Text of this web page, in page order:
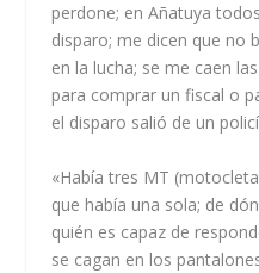
perdone; en Añatuya
disparo; me dicen que no
en la lucha; se me caen
para comprar un fiscal o
el disparo salió de un
«Había tres MT
que había una sola; de
quién es capaz de
se cagan en los